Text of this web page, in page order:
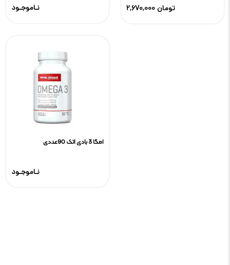
نـاموجـود 2,670,000 تومان
امگا 3 بادی اتک 90عددی
نـاموجـود